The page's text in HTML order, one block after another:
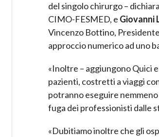
del singolo chirurgo –
CIMO-FESMED, e Giovanni
Vincenzo Bottino,
approccio numerico ad uno
«Inoltre – aggiungono Quici
pazienti, costretti a viaggi
potranno eseguire
fuga dei professionisti dalle
«Dubitiamo inoltre che gli